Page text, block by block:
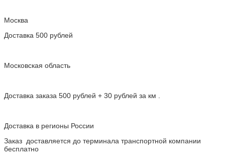
Москва
Доставка 500 рублей
Московская область
Доставка заказа 500 рублей + 30 рублей за км .
Доставка в регионы России
Заказ доставляется до терминала транспортной компании
бесплатно